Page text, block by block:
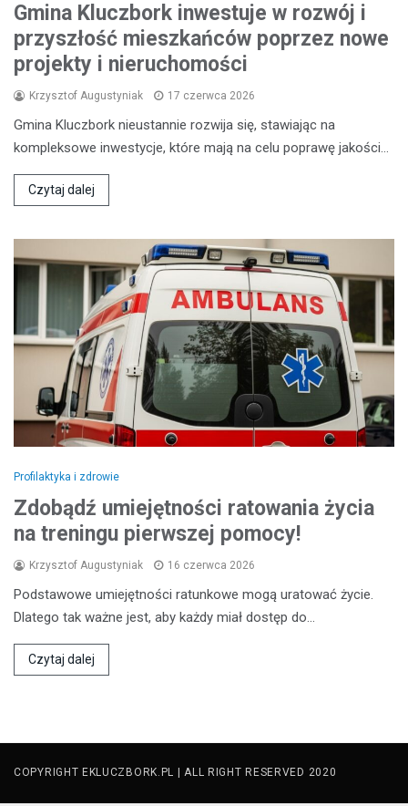
Gmina Kluczbork inwestuje w rozwój i
przyszłość mieszkańców poprzez nowe
projekty i nieruchomości
Krzysztof Augustyniak 17 czerwca 2026
Gmina Kluczbork nieustannie rozwija się, stawiając na
kompleksowe inwestycje, które mają na celu poprawę jakości…
Czytaj dalej
Profilaktyka i zdrowie
Zdobądź umiejętności ratowania życia
na treningu pierwszej pomocy!
Krzysztof Augustyniak 16 czerwca 2026
Podstawowe umiejętności ratunkowe mogą uratować życie.
Dlatego tak ważne jest, aby każdy miał dostęp do…
Czytaj dalej
COPYRIGHT EKLUCZBORK.PL | ALL RIGHT RESERVED 2020